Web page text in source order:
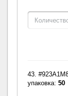
43.
упаковка:50